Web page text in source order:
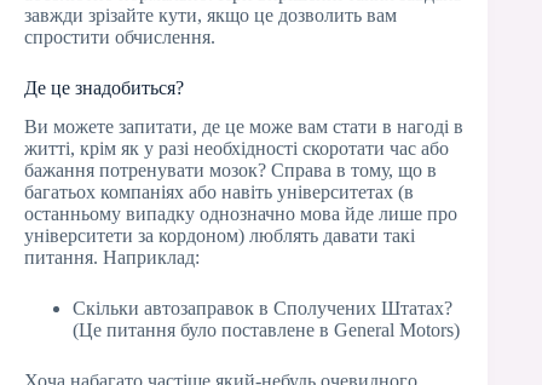
завжди зрізайте кути, якщо це дозволить вам
спростити обчислення.
Де це знадобиться?
Ви можете запитати, де це може вам стати в нагоді в
житті, крім як у разі необхідності скоротати час або
бажання потренувати мозок? Справа в тому, що в
багатьох компаніях або навіть університетах (в
останньому випадку однозначно мова йде лише про
університети за кордоном) люблять давати такі
питання. Наприклад:
Скільки автозаправок в Сполучених Штатах?
(Це питання було поставлене в General Motors)